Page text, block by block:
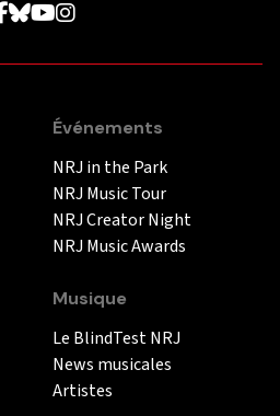
Événements
NRJ in the Park
NRJ Music Tour
NRJ Creator Night
NRJ Music Awards
Musique
Le BlindTest NRJ
News musicales
Artistes